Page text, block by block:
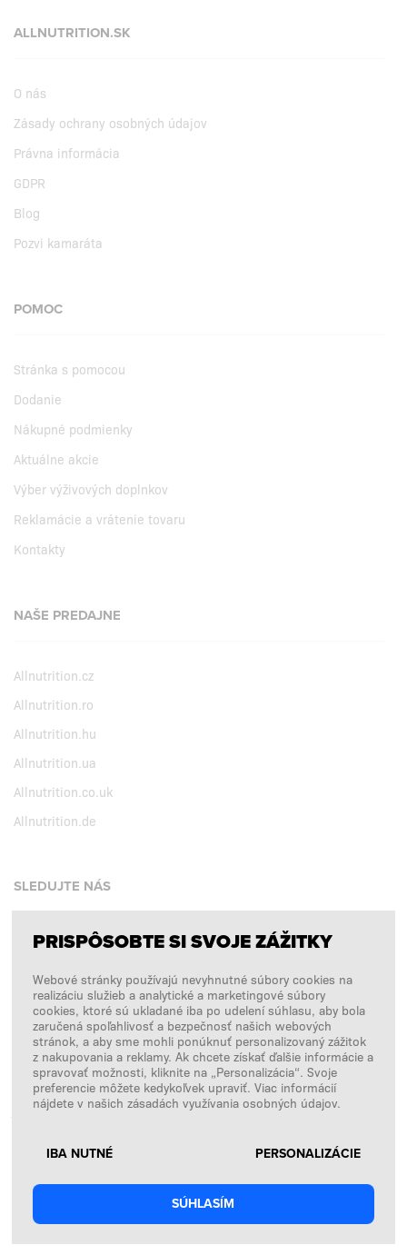
ALLNUTRITION.SK
O nás
Zásady ochrany osobných údajov
Právna informácia
GDPR
Blog
Pozvi kamaráta
POMOC
Stránka s pomocou
Dodanie
Nákupné podmienky
Aktuálne akcie
Výber výživových doplnkov
Reklamácie a vrátenie tovaru
Kontakty
NAŠE PREDAJNE
Allnutrition.cz
Allnutrition.ro
Allnutrition.hu
Allnutrition.ua
Allnutrition.co.uk
Allnutrition.de
SLEDUJTE NÁS
Facebook
Instagram
Copyright © 2026 SFD S. A.
PLATBY SPRACÚVA
PRISPÔSOBTE SI SVOJE ZÁŽITKY
Webové stránky používajú nevyhnutné súbory cookies na
realizáciu služieb a analytické a marketingové súbory
cookies, ktoré sú ukladané iba po udelení súhlasu, aby bola
zaručená spoľahlivosť a bezpečnosť našich webových
stránok, a aby sme mohli ponúknuť personalizovaný zážitok
z nakupovania a reklamy. Ak chcete získať ďalšie informácie a
spravovať možnosti, kliknite na „Personalizácia“. Svoje
preferencie môžete kedykoľvek upraviť. Viac informácií
nájdete v našich zásadách využívania osobných údajov.
IBA NUTNÉ PERSONALIZÁCIE
SÚHLASÍM